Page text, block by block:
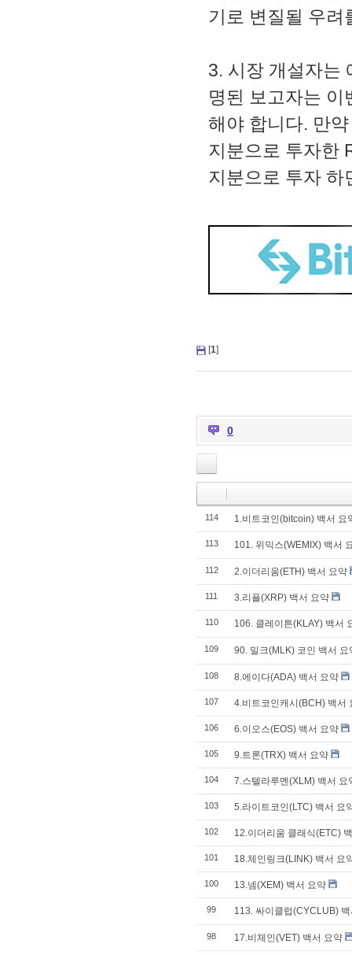
기로 변질될 우려
3. 시장 개설자는
명된 보고자는 이
해야 합니다. 만
지분으로 투자한
지분으로 투자 하
[1]
0
114 1.비트코인(bitcoin) 백서 요
113 101. 위믹스(WEMIX) 백서
112 2.이더리움(ETH) 백서 요약
111 3.리플(XRP) 백서 요약
110 106. 클레이튼(KLAY) 백서
109 90. 밀크(MLK) 코인 백서 요
108 8.에이다(ADA) 백서 요약
107 4.비트코인캐시(BCH) 백서
106 6.이오스(EOS) 백서 요약
105 9.트론(TRX) 백서 요약
104 7.스텔라루멘(XLM) 백서 요
103 5.라이트코인(LTC) 백서 요
102 12.이더리움 클래식(ETC)
101 18.체인링크(LINK) 백서 요
100 13.넴(XEM) 백서 요약
99 113. 싸이클럽(CYCLUB)
98 17.비체인(VET) 백서 요약